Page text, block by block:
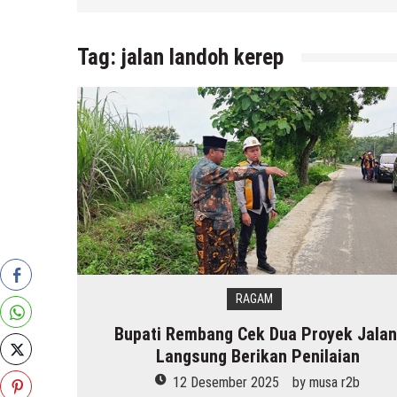
Tag: jalan landoh kerep
RAGAM
Bupati Rembang Cek Dua Proyek
Langsung Berikan Penilaian
12 Desember 2025 bymusa r2b